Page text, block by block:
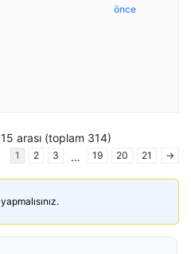
önce
arası (toplam 314)
1 2 3 … 19 20 21 →